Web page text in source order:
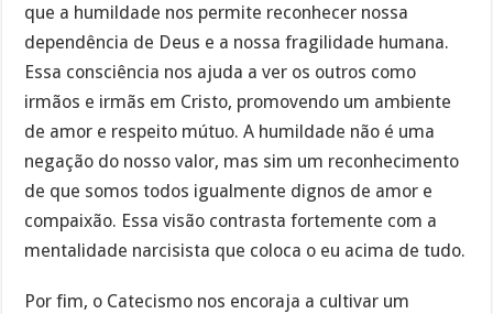
que a humildade nos permite reconhecer nossa
dependência de Deus e a nossa fragilidade humana.
Essa consciência nos ajuda a ver os outros como
irmãos e irmãs em Cristo, promovendo um ambiente
de amor e respeito mútuo. A humildade não é uma
negação do nosso valor, mas sim um reconhecimento
de que somos todos igualmente dignos de amor e
compaixão. Essa visão contrasta fortemente com a
mentalidade narcisista que coloca o eu acima de tudo.
Por fim, o Catecismo nos encoraja a cultivar um